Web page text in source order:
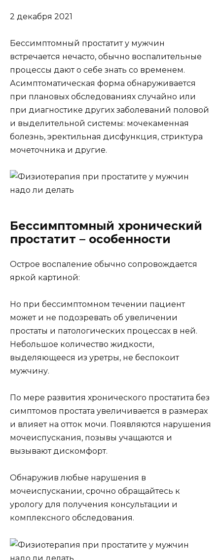
2 декабря 2021
Бессимптомный простатит у мужчин
встречается нечасто, обычно воспалительные
процессы дают о себе знать со временем.
Асимптоматическая форма обнаруживается
при плановых обследованиях случайно или
при диагностике других заболеваний половой
и выделительной системы: мочекаменная
болезнь, эректильная дисфункция, стриктура
мочеточника и другие.
Бессимптомный хронический
простатит – особенности
Острое воспаление обычно сопровождается
яркой картиной:
Но при бессимптомном течении пациент
может и не подозревать об увеличении
простаты и патологических процессах в ней.
Небольшое количество жидкости,
выделяющееся из уретры, не беспокоит
мужчину.
По мере развития хронического простатита без
симптомов простата увеличивается в размерах
и влияет на отток мочи. Появляются нарушения
мочеиспускания, позывы учащаются и
вызывают дискомфорт.
Обнаружив любые нарушения в
мочеиспускании, срочно обращайтесь к
урологу для получения консультации и
комплексного обследования.